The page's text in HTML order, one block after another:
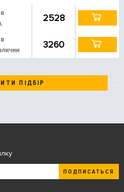
2528
3260
ПІДБІР
ПОДПИСАТЬСЯ